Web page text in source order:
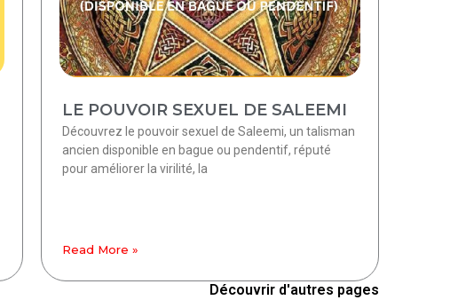
LE POUVOIR SEXUEL DE SALEEMI
Découvrez le pouvoir sexuel de Saleemi, un talisman
ancien disponible en bague ou pendentif, réputé
pour améliorer la virilité, la
Read More »
Découvrir d'autres pages